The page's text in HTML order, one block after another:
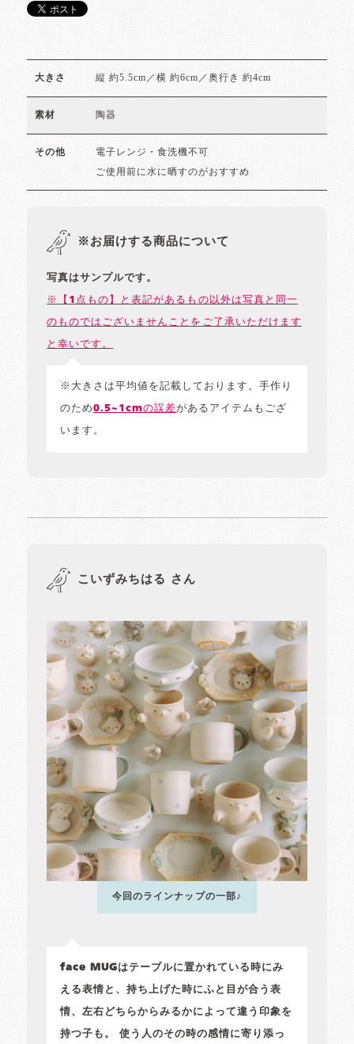
大きさ 縦 約5.5cm／横 約6cm／奥行き 約4cm
素材 陶器
その他 電子レンジ・食洗機不可
ご使用前に水に晒すのがおすすめ
※お届けする商品について
写真はサンプルです。
※【1点もの】と表記があるもの以外は写真と同一
のものではございませんことをご了承いただけます
と幸いです。
※大きさは平均値を記載しております。手作り
のため0.5~1cmの誤差があるアイテムもござ
います。
こいずみちはる さん
今回のラインナップの一部♪
face MUGはテーブルに置かれている時にみ
える表情と、持ち上げた時にふと目が合う表
情、左右どちらからみるかによって違う印象を
持つ子も。 使う人のその時の感情に寄り添っ